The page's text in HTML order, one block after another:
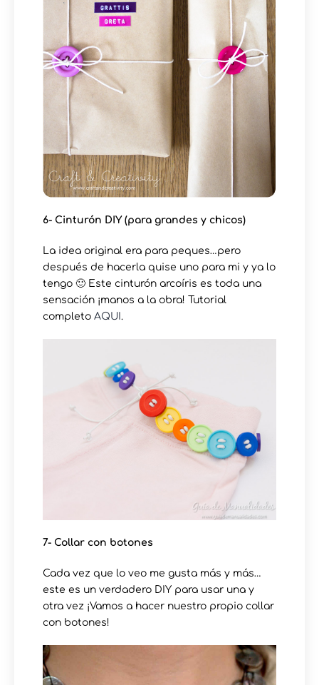
6- Cinturón DIY (para grandes y chicos)
La idea original era para peques…pero
después de hacerla quise uno para mi y ya lo
tengo 🙂 Este cinturón arcoíris es toda una
sensación ¡manos a la obra! Tutorial
completo AQUI .
7- Collar con botones
Cada vez que lo veo me gusta más y más…
este es un verdadero DIY para usar una y
otra vez ¡Vamos a hacer nuestro propio collar
con botones!